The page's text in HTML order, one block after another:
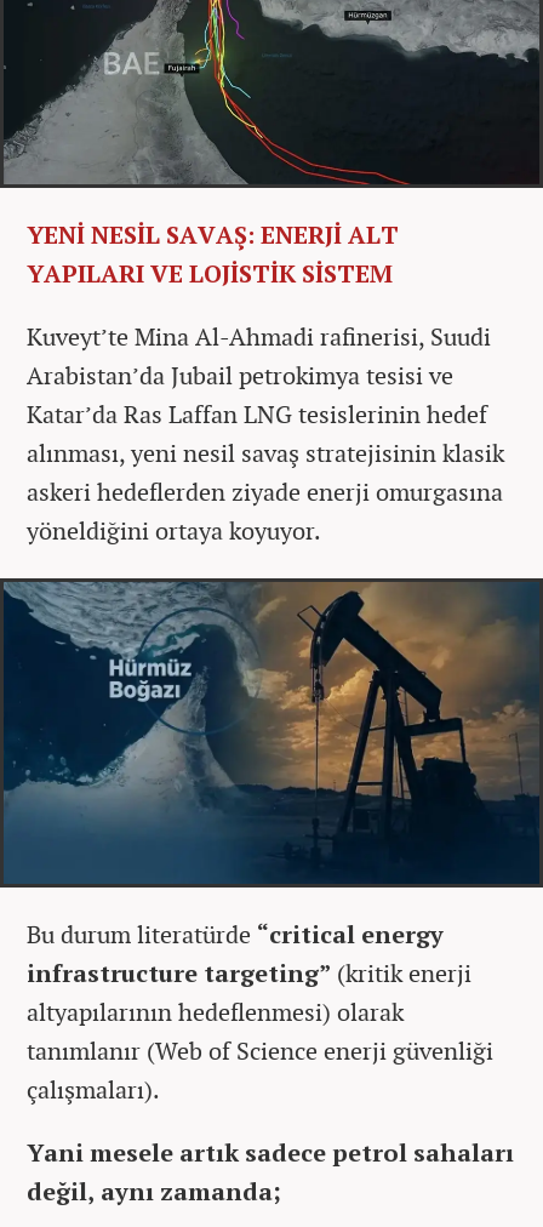
YENİ NESİL SAVAŞ: ENERJİ ALT
YAPILARI VE LOJİSTİK SİSTEM
Kuveyt’te Mina Al-Ahmadi rafinerisi, Suudi
Arabistan’da Jubail petrokimya tesisi ve
Katar’da Ras Laffan LNG tesislerinin hedef
alınması, yeni nesil savaş stratejisinin klasik
askeri hedeflerden ziyade enerji omurgasına
yöneldiğini ortaya koyuyor.
Bu durum literatürde “critical energy
infrastructure targeting” (kritik enerji
altyapılarının hedeflenmesi) olarak
tanımlanır (Web of Science enerji güvenliği
çalışmaları).
Yani mesele artık sadece petrol sahaları
değil, aynı zamanda;